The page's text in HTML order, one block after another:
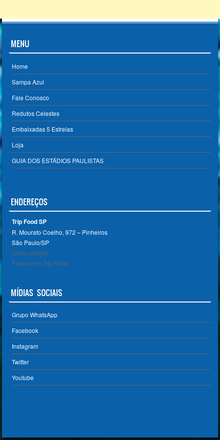
MENU
Home
Sampa Azul
Fale Conosco
Redutos Celestes
Embaixadas 5 Estrelas
Loja
GUIA DOS ESTÁDIOS PAULISTAS
ENDEREÇOS
Trip Food SP
R. Mourato Coelho, 972 – Pinheiros
São Paulo/SP ‎
Como chegar
Fale com o Trip Food
MÍDIAS SOCIAIS
Grupo WhatsApp
Facebook
Instagram
Twitter
Youtube